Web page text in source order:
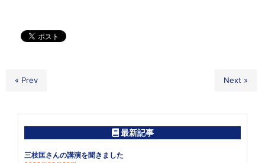
« Prev Next »
最新記事
三枝匡さんの講演を聞きました